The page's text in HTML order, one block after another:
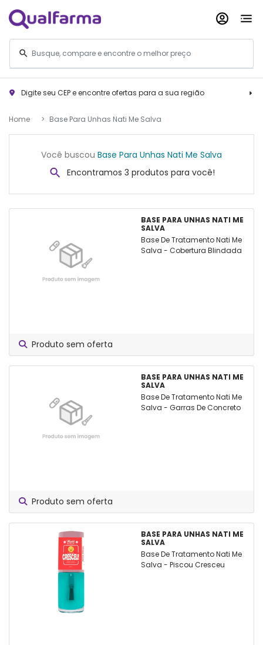
Digite seu CEP e encontre ofertas para a sua região
Home Base Para Unhas Nati Me Salva
Você buscou Base Para Unhas Nati Me Salva
Encontramos 3 produtos para você!
BASE PARA UNHAS NATI ME
SALVA
Base De Tratamento Nati Me
Salva - Cobertura Blindada
Produto sem oferta
BASE PARA UNHAS NATI ME
SALVA
Base De Tratamento Nati Me
Salva - Garras De Concreto
Produto sem oferta
BASE PARA UNHAS NATI ME
SALVA
Base De Tratamento Nati Me
Salva - Piscou Cresceu